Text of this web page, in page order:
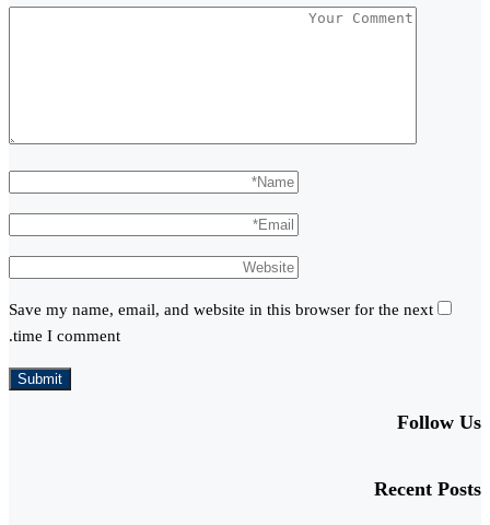
Save my name, email, and website in this browser for the next
time I comment.
Follow Us
Recent Posts